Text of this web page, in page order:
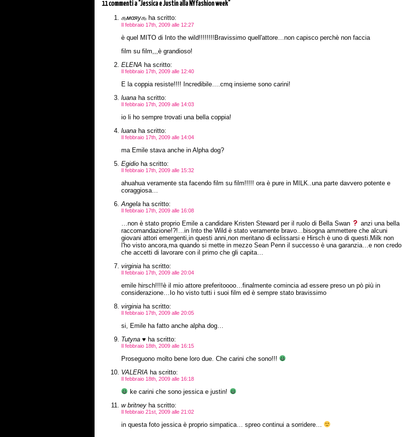
11 commentia “Jessica e Justin alla NY fashion week”
௲мαяу௲ha scritto:
Il febbraio 17th, 2009 alle 12:27
è quel MITO di Into the wild!!!!!!!!Bravissimo quell'attore…non capisco perchè non faccia
film su film,,,è grandioso!
ELENA ha scritto:
Il febbraio 17th, 2009 alle 12:40
E la coppia resiste!!!! Incredibile….cmq insieme sono carini!
luanaha scritto:
Il febbraio 17th, 2009 alle 14:03
io li ho sempre trovati una bella coppia!
luanaha scritto:
Il febbraio 17th, 2009 alle 14:04
ma Emile stava anche in Alpha dog?
Egidioha scritto:
Il febbraio 17th, 2009 alle 15:32
ahuahua veramente sta facendo film su film!!!!! ora è pure in MILK..una parte davvero potente e
coraggiosa…
Angelaha scritto:
Il febbraio 17th, 2009 alle 16:08
…non è stato proprio Emile a candidare Kristen Steward per il ruolo di Bella Swan
anzi una bella
raccomandazione!?!…in Into the Wild è stato veramente bravo…bisogna ammettere che alcuni
giovani attori emergenti,in questi anni,non meritano di eclissarsi e Hirsch è uno di questi.Milk non
l'ho visto ancora,ma quando si mette in mezzo Sean Penn il successo è una garanzia…e non credo
che accetti di lavorare con il primo che gli capita…
virginiaha scritto:
Il febbraio 17th, 2009 alle 20:04
emile hirsch!!!!è il mio attore preferitoooo…finalmente comincia ad essere preso un pò più in
considerazione…Io ho visto tutti i suoi film ed è sempre stato bravissimo
virginiaha scritto:
Il febbraio 17th, 2009 alle 20:05
si, Emile ha fatto anche alpha dog…
Tutyna ♥ ha scritto:
Il febbraio 18th, 2009 alle 16:15
Proseguono molto bene loro due. Che carini che sono!!!
VALERIA ha scritto:
Il febbraio 18th, 2009 alle 16:18
ke carini che sono jessica e justin!
w britneyha scritto:
Il febbraio 21st, 2009 alle 21:02
in questa foto jessica è proprio simpatica… spreo continui a sorridere…